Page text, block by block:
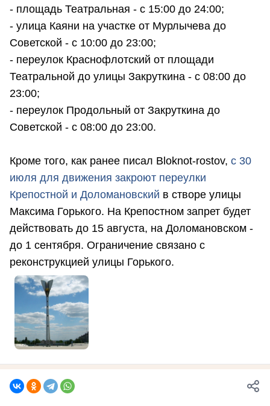
- площадь Театральная - с 15:00 до 24:00;
- улица Каяни на участке от Мурлычева до
Советской - с 10:00 до 23:00;
- переулок Краснофлотский от площади
Театральной до улицы Закруткина - с 08:00 до
23:00;
- переулок Продольный от Закруткина до
Советской - с 08:00 до 23:00.
Кроме того, как ранее писал Bloknot-rostov, с 30
июля для движения закроют переулки
Крепостной и Доломановский в створе улицы
Максима Горького. На Крепостном запрет будет
действовать до 15 августа, на Доломановском -
до 1 сентября. Ограничение связано с
реконструкцией улицы Горького.